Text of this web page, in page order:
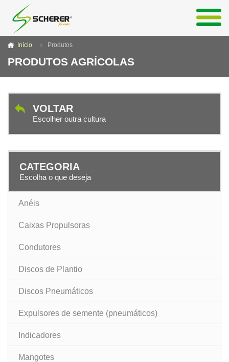
Início Produtos
PRODUTOS AGRÍCOLAS
VOLTAR
Escolher outra cultura
CATEGORIA
Escolha o que deseja
Anéis
Caixas Propulsoras
Condutores
Discos de Plantio
Discos Pneumáticos
Expulsores de semente (pneumáticos)
Indicadores
Mangotes